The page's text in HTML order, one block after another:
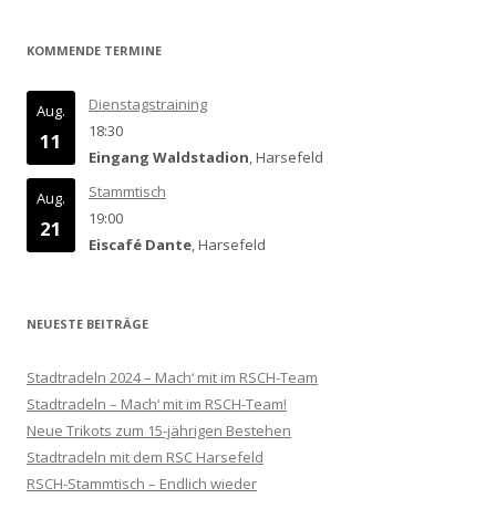
KOMMENDE TERMINE
Aug.
11
Dienstagstraining
18:30
Eingang Waldstadion, Harsefeld
Aug.
21
Stammtisch
19:00
Eiscafé Dante, Harsefeld
NEUESTE BEITRÄGE
Stadtradeln 2024 – Mach‘ mit im RSCH-Team
Stadtradeln – Mach‘ mit im RSCH-Team!
Neue Trikots zum 15-jährigen Bestehen
Stadtradeln mit dem RSC Harsefeld
RSCH-Stammtisch – Endlich wieder